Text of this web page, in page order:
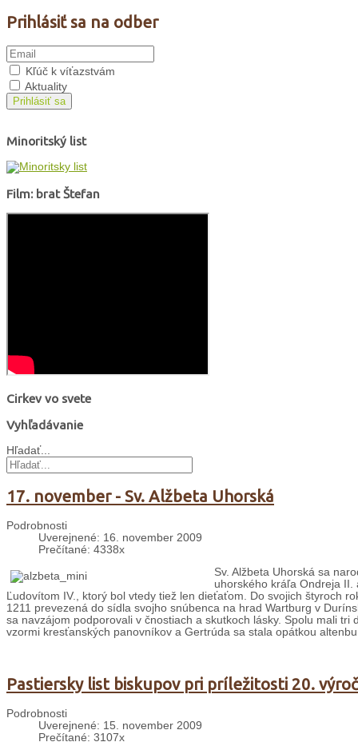
Prihlásiť sa na odber
Kľúč k víťazstvám
Aktuality
Prihlásiť sa
Minoritský list
Film: brat Štefan
Cirkev vo svete
Vyhľadávanie
Hľadať...
17. november - Sv. Alžbeta Uhorská
Podrobnosti
Uverejnené: 16. november 2009
Prečítané: 4338x
Sv. Alžbeta Uhorská sa
uhorského kráľa Ondreja II.
Ľudovítom IV., ktorý bol vtedy tiež len dieťaťom. Do svojich štyroch
1211 prevezená do sídla svojho snúbenca na hrad Wartburg v
sa navzájom podporovali v čnostiach a skutkoch lásky. Spolu mali
vzormi kresťanských panovníkov a Gertrúda sa stala opátkou
Pastiersky list biskupov pri príležitosti 20.
Podrobnosti
Uverejnené: 15. november 2009
Prečítané: 3107x